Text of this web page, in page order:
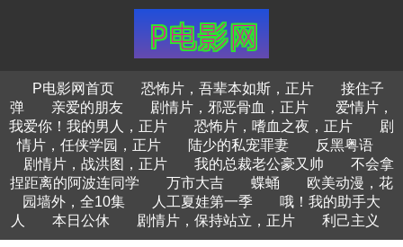
P电影网首页 恐怖片，吾辈本如斯，正片
接住子
弹
亲爱的朋友 剧情片，邪恶骨血，正片
爱情片，
我爱你！我的男人，正片
恐怖片，嗜血之夜，正片
剧
情片，任侠学园，正片
陆少的私宠罪妻
反黑粤语
剧情片，战洪图，正片
我的总裁老公豪又帅
不会拿
捏距离的阿波连同学
万市大吉 蝶蛹
欧美动漫，花
园墙外，全10集
人工夏娃第一季
哦！我的助手大
人
本日公休 剧情片，保持站立，正片 利己主义